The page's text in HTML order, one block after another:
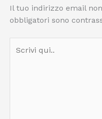
Il tuo indirizzo email
obbligatori sono
qui..